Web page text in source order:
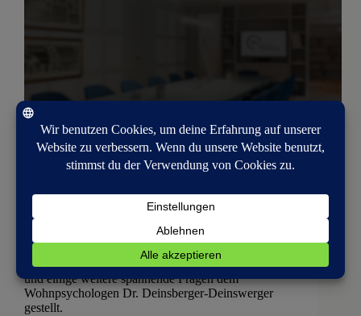
Beiträge
Können Wohnungen krankmachen?
Können Wohnungen krankmachen? Wir haben diese
und einige weitere spannende Fragen dem
Wohnpsychologen Dr. Deinsberger-Deinswerger
gestellt.